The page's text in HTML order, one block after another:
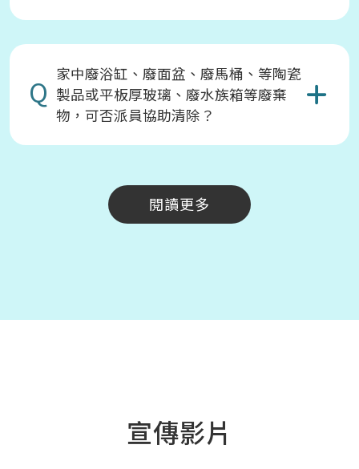
Q 家中廢浴缸、廢面盆、廢馬桶、等陶瓷
製品或平板厚玻璃、廢水族箱等廢棄
物，可否派員協助清除？
閱讀更多
宣傳影片